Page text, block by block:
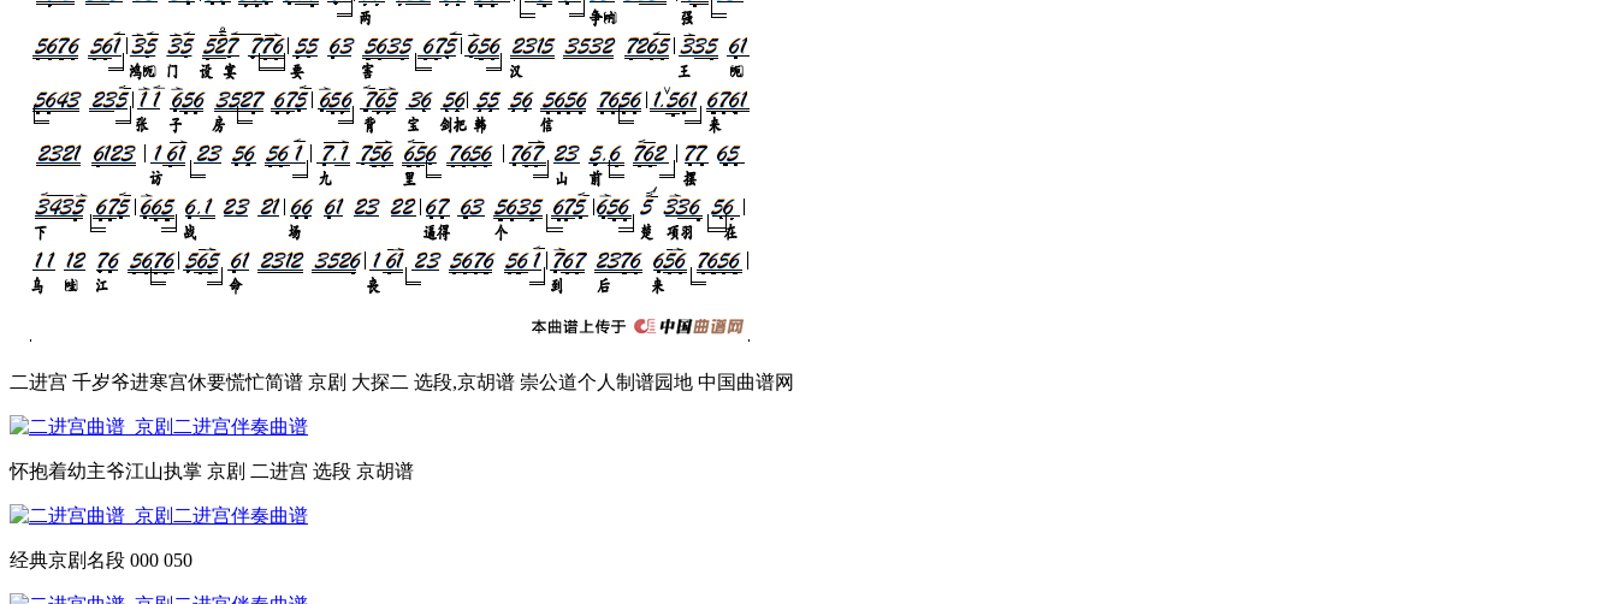
二进宫 千岁爷进寒宫休要慌忙简谱 京剧 大探二 选段,京胡谱 崇公道个人制谱园地 中国曲谱网
怀抱着幼主爷江山执掌 京剧 二进宫 选段 京胡谱
经典京剧名段 000 050